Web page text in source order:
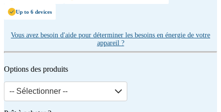
Up to 6 devices
Vous avez besoin d'aide pour déterminer les besoins en énergie de votre
appareil ?
Options des produits
-- Sélectionner --